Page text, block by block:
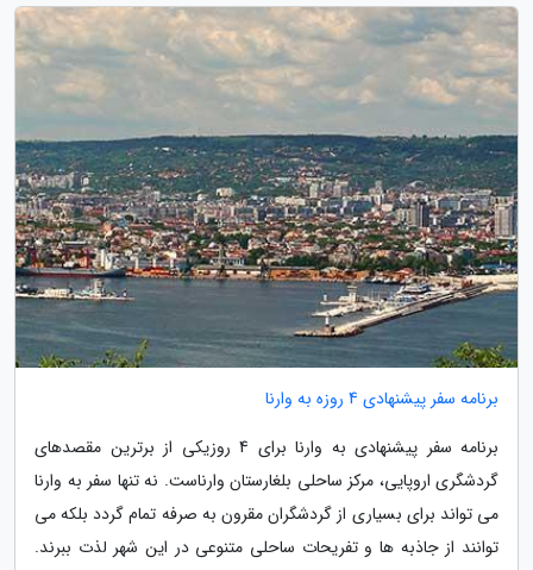
برنامه سفر پیشنهادی 4 روزه به وارنا
برنامه سفر پیشنهادی به وارنا برای 4 روزیکی از برترین مقصدهای
گردشگری اروپایی، مرکز ساحلی بلغارستان وارناست. نه تنها سفر به وارنا
می تواند برای بسیاری از گردشگران مقرون به صرفه تمام گردد بلکه می
توانند از جاذبه ها و تفریحات ساحلی متنوعی در این شهر لذت ببرند.